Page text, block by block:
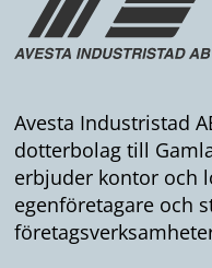
Avesta Industristad
dotterbolag till
erbjuder kontor och
egenföretagare och